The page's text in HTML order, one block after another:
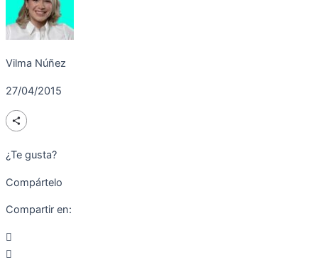
Vilma Núñez
27/04/2015
¿Te gusta?
Compártelo
Compartir en: